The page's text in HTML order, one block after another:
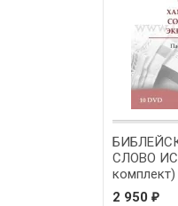
СЛОВО
комплект)
2 950 ₽